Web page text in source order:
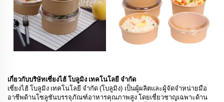
เกี่ยวกับบริษัทเซี่ยงไฮ้ โบลูมิง เทคโนโลยี จำกัด
เซี่ยงไฮ้ โบลูมิง เทคโนโลยี จำกัด (โบลูมิง) เป็นผู้ผลิตและผู้จัดจำหน่ายมือ
อาชีพด้านโซลูชันบรรจุภัณฑ์อาหารคุณภาพสูง โดยเชี่ยวชาญเฉพาะด้าน